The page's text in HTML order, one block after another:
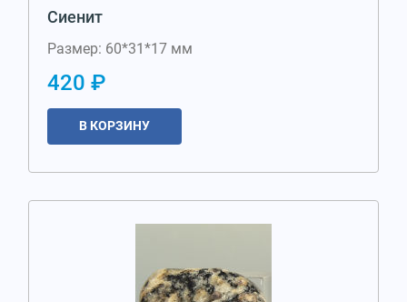
Сиенит
Размер: 60*31*17 мм
420 ₽
В КОРЗИНУ